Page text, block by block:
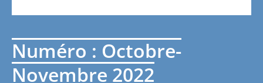
Numéro : Octobre-
Novembre 2022